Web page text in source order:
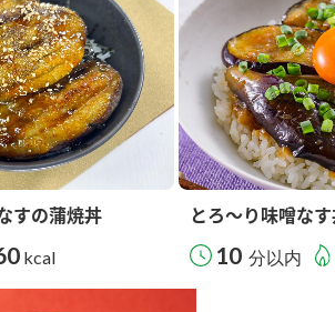
すの蒲焼丼
kcal
とろ～り味噌な
10 分以内